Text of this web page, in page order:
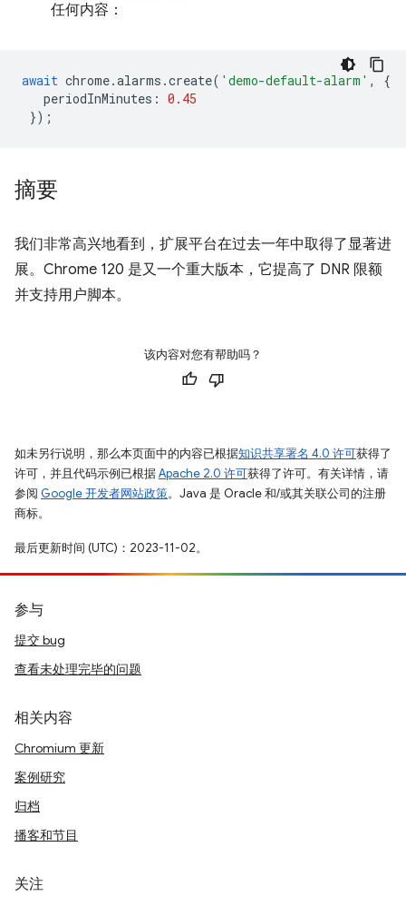
任何内容：
await chrome.alarms .create( 'demo-default-alarm' ,
{
periodInMinutes : 0.45
});
摘要
我们非常高兴地看到，扩展平台在过去一年中取得了显著进
展。Chrome 120 是又一个重大版本，它提高了 DNR 限额
并支持用户脚本。
该内容对您有帮助吗？
如未另行说明，那么本页面中的内容已根据知识共享署名 4.0 许可获得了
许可，并且代码示例已根据Apache 2.0 许可获得了许可。有关详情，请
参阅 Google 开发者网站政策。Java 是 Oracle 和/或其关联公司的注册
商标。
最后更新时间 (UTC)：2023-11-02。
参与
提交 bug
查看未处理完毕的问题
相关内容
Chromium 更新
案例研究
归档
播客和节目
关注